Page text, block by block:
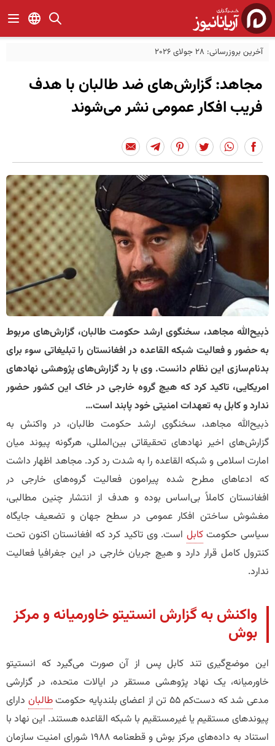
آخرین بروزرسانی: 28 جولای 2026
مجاهد: گزارش‌های ضد طالبان با هدف
فریب افکار عمومی نشر می‌شوند
​ذبیح‌الله مجاهد، سخنگوی ارشد حکومت طالبان، گزارش‌های مربوط
به حضور و فعالیت شبکه القاعده در افغانستان را تبلیغاتی سوء برای
بدنام‌سازی این نظام دانست. وی با رد گزارش‌های پژوهشی نهادهای
امریکایی، تاکید کرد که هیچ گروه خارجی در خاک این کشور حضور
ندارد و کابل به تعهدات امنیتی خود پابند است…
ذبیح‌الله مجاهد، سخنگوی ارشد حکومت طالبان، در واکنش به
گزارش‌های اخیر نهادهای تحقیقاتی بین‌المللی، هرگونه پیوند میان
امارت اسلامی و شبکه القاعده را به شدت رد کرد. مجاهد اظهار داشت
که ادعاهای مطرح شده پیرامون فعالیت گروه‌های خارجی در
افغانستان کاملاً بی‌اساس بوده و هدف از انتشار چنین مطالبی،
مغشوش ساختن افکار عمومی در سطح جهان و تضعیف جایگاه
سیاسی حکومتکابل است. وی تاکید کرد که افغانستان اکنون تحت
کنترول کامل قرار دارد و هیچ جریان خارجی در این جغرافیا فعالیت
ندارد.
​واکنش به گزارش انستیتو خاورمیانه و مرکز
بوش
این موضع‌گیری تند کابل پس از آن صورت می‌گیرد که انستیتو
خاورمیانه، یک نهاد پژوهشی مستقر در ایالات متحده، در گزارشی
مدعی شد که دست‌کم ۵۵ تن از اعضای بلندپایه حکومت
طالبان دارای
پیوندهای مستقیم یا غیرمستقیم با شبکه القاعده هستند. این نهاد با
استناد به داده‌های مرکز بوش و قطعنامه ۱۹۸۸ شورای امنیت سازمان